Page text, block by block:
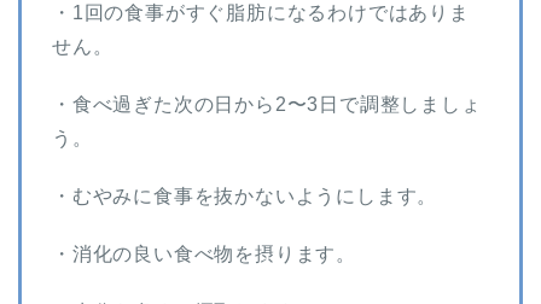
・1回の食事がすぐ脂肪になるわけではありま
せん。
・食べ過ぎた次の日から2〜3日で調整しましょ
う。
・むやみに食事を抜かないようにします。
・消化の良い食べ物を摂ります。